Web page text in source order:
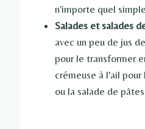
n'importe quel
Salades et salades
avec un peu de jus
pour le transformer
crémeuse à l'ail
ou la salade de